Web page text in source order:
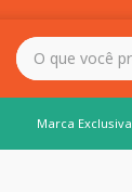
para hoje?
Marca Exclusiva